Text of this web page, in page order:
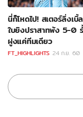
นี่ก็โหดไป! สเตอร์ลิ่งเบิ้
ใบยิงปราสาทพัง 5-0
ฝูงแค่ทีมเดียว
FT_HIGHLIGHTS 24 ก.ย. 60